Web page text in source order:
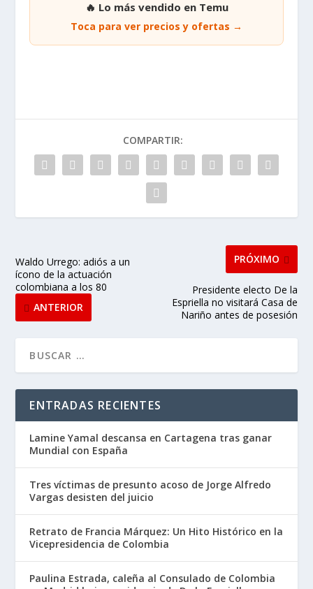
🔥 Lo más vendido en Temu
Toca para ver precios y ofertas →
COMPARTIR:
Waldo Urrego: adiós a un
ícono de la actuación
colombiana a los 80
ANTERIOR
PRÓXIMO
Presidente electo De la
Espriella no visitará Casa de
Nariño antes de posesión
ENTRADAS RECIENTES
Lamine Yamal descansa en Cartagena tras ganar
Mundial con España
Tres víctimas de presunto acoso de Jorge Alfredo
Vargas desisten del juicio
Retrato de Francia Márquez: Un Hito Histórico en la
Vicepresidencia de Colombia
Paulina Estrada, caleña al Consulado de Colombia